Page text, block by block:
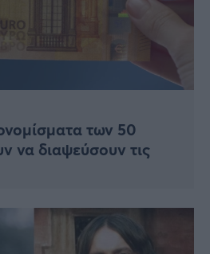
των 50
να διαψεύσουν τις